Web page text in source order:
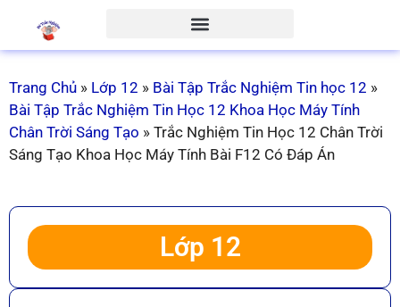
Trang Chủ » Lớp 12 » Bài Tập Trắc Nghiệm Tin học 12 »
Bài Tập Trắc Nghiệm Tin Học 12 Khoa Học Máy Tính
Chân Trời Sáng Tạo » Trắc Nghiệm Tin Học 12 Chân Trời
Sáng Tạo Khoa Học Máy Tính Bài F12 Có Đáp Án
Lớp 12